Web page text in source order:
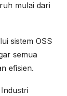
mulai dari
sistem OSS
semua
efisien.